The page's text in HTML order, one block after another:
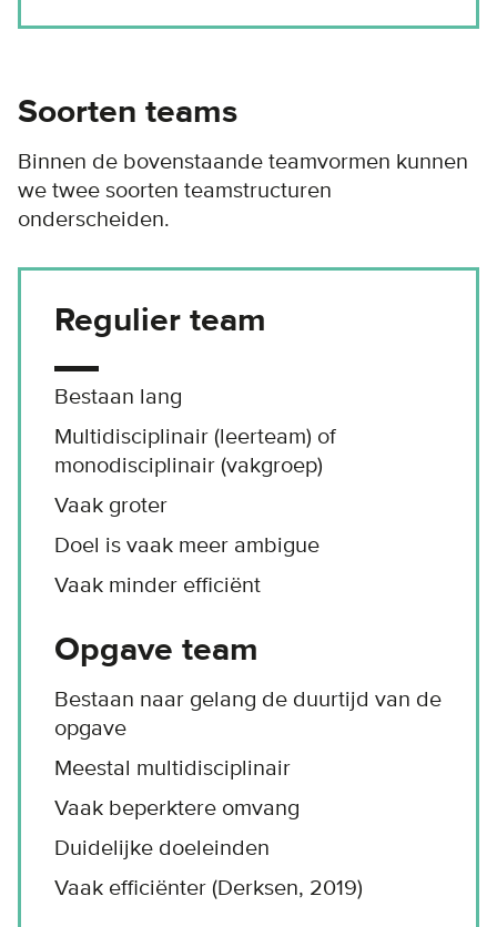
Soorten teams
Binnen de bovenstaande teamvormen kunnen
we twee soorten teamstructuren
onderscheiden.
Regulier team
Bestaan lang
Multidisciplinair (leerteam) of
monodisciplinair (vakgroep)
Vaak groter
Doel is vaak meer ambigue
Vaak minder efficiënt
Opgave team
Bestaan naar gelang de duurtijd van de
opgave
Meestal multidisciplinair
Vaak beperktere omvang
Duidelijke doeleinden
Vaak efficiënter (Derksen, 2019)